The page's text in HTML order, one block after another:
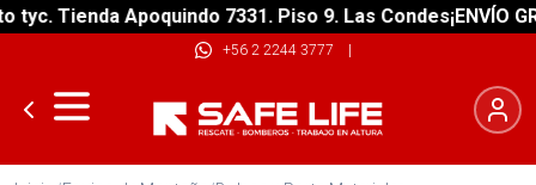
Tienda Apoquindo 7331. Piso 9. Las Condes¡ENVÍO
+56 2 2244 3777 |